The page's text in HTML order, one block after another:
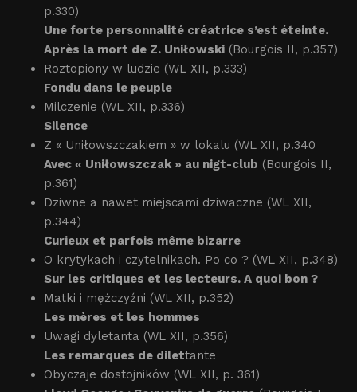
p.330)
Une forte personnalité créatrice s’est éteinte.
Après la mort de Z. Uniłowski (Bourgois II, p.357)
Roztopiony w ludzie (WL XII, p.333)
Fondu dans le peuple
Milczenie (WL XII, p.336)
Silence
Z « Uniłowszczakiem » w lokalu (WL XII, p.340
Avec « Uniłowszczak » au nigt-club (Bourgois II,
p.361)
Dziwne a nawet miejscami dziwaczne (WL XII,
p.344)
Curieux et parfois même bizarre
O krytykach i czytelnikach. Po co ? (WL XII, p.348)
Sur les critiques et les lecteurs. A quoi bon ?
Matki i mężczyźni (WL XII, p.352)
Les mères et les hommes
Uwagi dyletanta (WL XII, p.356)
Les remarques de dilettante
Obyczaje dostojników (WL XII, p. 361)